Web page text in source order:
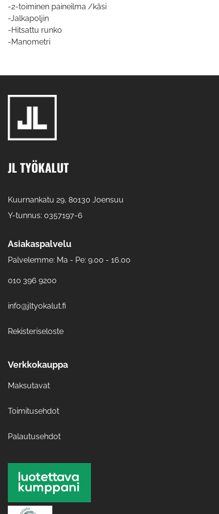
-2-toiminen paineilma /käsi
-Jalkapoljin
-Hitsattu runko
-Manometri
JL TYÖKALUT
Kuurnankatu 29, 80130 Joensuu
Y-tunnus: 0357197-6
Asiakaspalvelu
Palvelemme: Ma - Pe: 9.00 - 16.00
010 396 9200
info@jltyokalut.fi
Rekisteriseloste
Verkkokauppa
Maksutavat
Toimitusehdot
Palautusehdot